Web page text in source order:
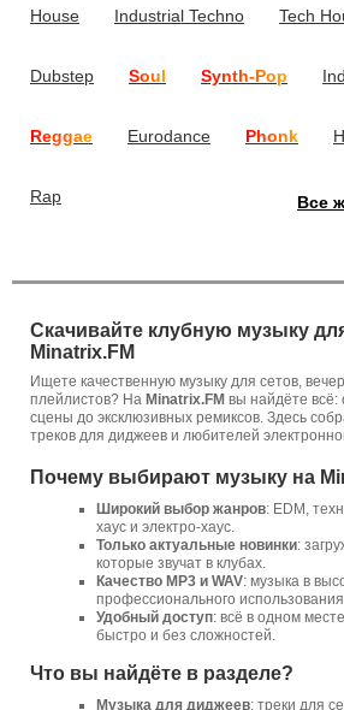
House Industrial Techno Tech
Dubstep Soul Synth-Pop
Reggae Eurodance Phonk
Rap Все
Скачивайте клубную музыку
Minatrix.FM
Ищете качественную музыку для сетов,
плейлистов? На Minatrix.FM вы найдёте всё:
сцены до эксклюзивных ремиксов. Здесь
треков для диджеев и любителей
Почему выбирают музыку на
Широкий выбор жанров: EDM,
хаус и электро-хаус.
Только актуальные новинки:
которые звучат в клубах.
Качество MP3 и WAV: музыка в
профессионального
Удобный доступ: всё в одном
быстро и без сложностей.
Что вы найдёте в разделе?
Музыка для диджеев: треки для